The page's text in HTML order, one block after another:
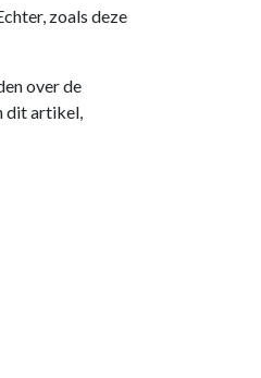
zoals deze
over de
dit artikel,